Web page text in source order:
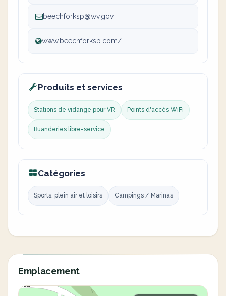
beechforksp@wv.gov
www.beechforksp.com/
Produits et services
Stations de vidange pour VR Points d'accès WiFi
Buanderies libre-service
Catégories
Sports, plein air et loisirs Campings / Marinas
Emplacement